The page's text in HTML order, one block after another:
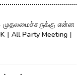
என்ன
| All Party Meeting |